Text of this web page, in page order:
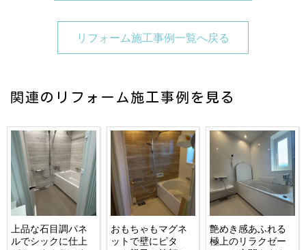
リフォーム施工事例一覧へ戻る
関連のリフォーム施工事例を見る
上品な石目調パネ
ルでシックに仕上
おもちゃもマグネ
ットで壁にピタ
艶めき感あふれる
極上のリラクゼー